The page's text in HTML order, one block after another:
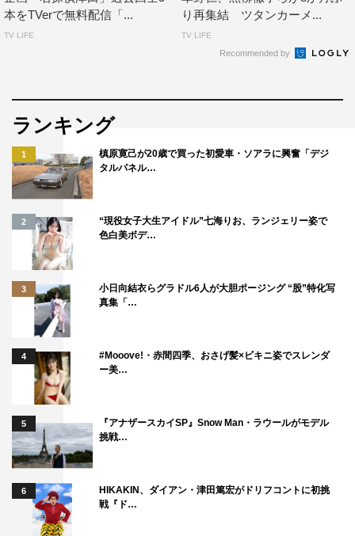
ってくれて、それが番組の色にもなりました！
個人的にはレギュラー番組にしたいと思っていますので、
ぜひファンの皆さま、リアルタイム視聴と、TVerなどの見
番組情報
『そもそもミステリー』
テレ東系
2026年6月11日（木）午後6時25分～8時55分
広告付き無料配信サービス「TVer」などで見逃し配信
TVerでリアルタイム配信
動画配信サービス「U-NEXT」で見放題配信
MC：髙橋海人（King & Prince）、津田篤宏（ダイアン）
ゲスト：丹生明里、遼河はるひ、石塚七菜子、内藤煌成、
増田梨沙
解説：大城道則（古代エジプト学者・駒澤大学教授）
©テレビ東京
本をTVerで無料配信「...
TV LIFE
り再集結 ツタンカーメ...
TV LIFE
Recommended by
ランキング
1
槙原寛己が20歳で買った初愛車・ソアラに興奮「デジ
タルパネル…
2
“現役女子大生アイドル”七海りお、ランジェリー姿で
色白美ボデ…
3
小日向結衣らグラドル6人が大胆ポージング “股”特化写
真集「…
4
#Mooove!・赤間四季、おさげ髪×ビキニ姿でスレンダ
ー美…
5
『アナザースカイSP』Snow Man・ラウールがモデル
挑戦…
6
HIKAKIN、ダイアン・津田篤宏がドリフコントに初挑
戦『ド…